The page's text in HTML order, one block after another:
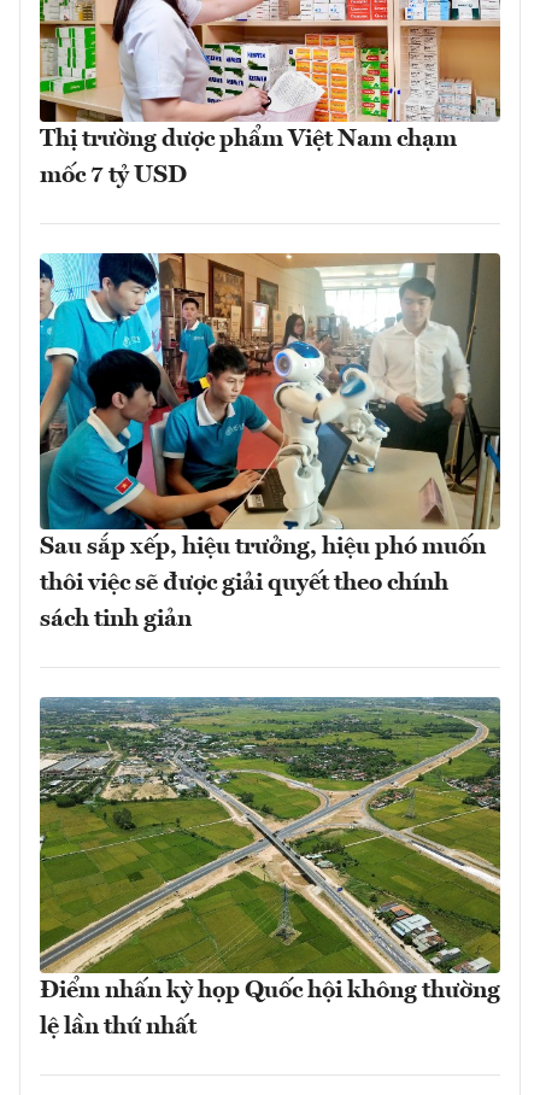
Thị trường dược phẩm Việt Nam chạm
mốc 7 tỷ USD
Sau sắp xếp, hiệu trưởng, hiệu phó muốn
thôi việc sẽ được giải quyết theo chính
sách tinh giản
Điểm nhấn kỳ họp Quốc hội không thường
lệ lần thứ nhất